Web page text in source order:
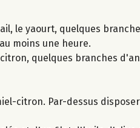
le yaourt, quelques
moins une heure.
quelques branches
citron. Par-dessus